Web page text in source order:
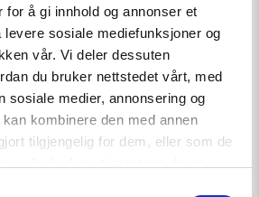
for å gi innhold og annonser et
levere sosiale mediefunksjoner og
vår. Vi deler dessuten
du bruker nettstedet vårt, med
sosiale medier, annonsering og
kombinere den med annen
tilgjengelig for dem, eller som de
Haag
«People
First»"